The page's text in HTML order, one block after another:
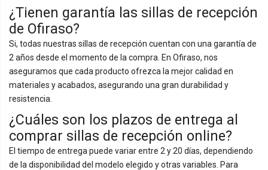
¿Tienen garantía las sillas de recepción
de Ofiraso?
Si, todas nuestras sillas de recepción cuentan con una garantía de
2 años desde el momento de la compra. En Ofiraso, nos
aseguramos que cada producto ofrezca la mejor calidad en
materiales y acabados, asegurando una gran durabilidad y
resistencia.
¿Cuáles son los plazos de entrega al
comprar sillas de recepción online?
El tiempo de entrega puede variar entre 2 y 20 días, dependiendo
de la disponibilidad del modelo elegido y otras variables. Para